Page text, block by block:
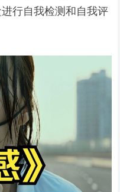
行自我检测和自我评